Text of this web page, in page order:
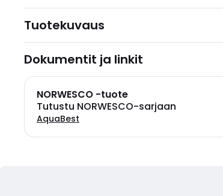
Tuotekuvaus
Dokumentit ja linkit
NORWESCO -tuote
Tutustu NORWESCO-sarjaan
AquaBest